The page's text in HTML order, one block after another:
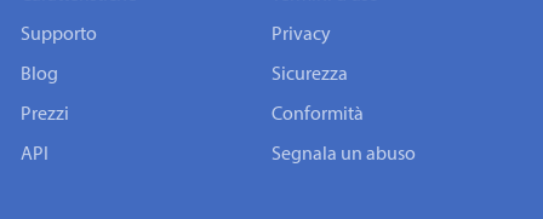
Supporto
Blog
Prezzi
API
Privacy
Sicurezza
Conformità
Segnala un abuso